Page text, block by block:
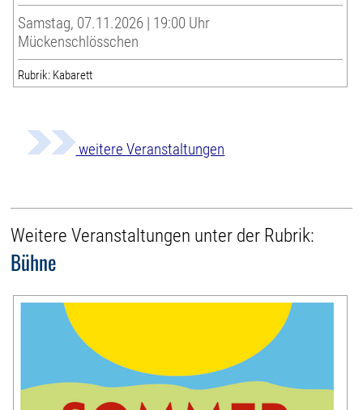
Samstag, 07.11.2026 | 19:00 Uhr
Mückenschlösschen
Rubrik: Kabarett
weitere Veranstaltungen
Weitere Veranstaltungen unter der Rubrik:
Bühne